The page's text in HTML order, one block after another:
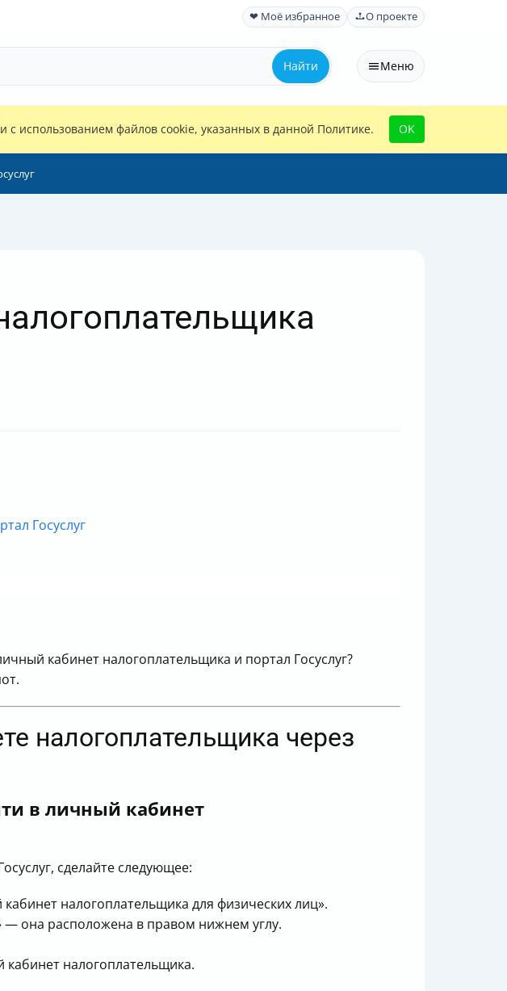
❤ Моё избранное О проекте
Найти Меню
и с использованием файлов cookie, указанных в данной Политике. OK
Госуслуг
кабинет налогоплательщика и портал Госуслуг?
налогоплательщика через
в личный кабинет
сделайте следующее:
налогоплательщика для физических лиц».
— она расположена в правом нижнем углу.
налогоплательщика.